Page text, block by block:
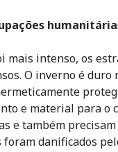
intenso, os
O inverno é duro
e material para o
e também precisam
danificados